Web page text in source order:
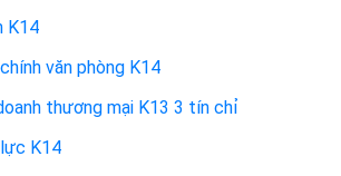
K14
văn phòng K14
thương mại K13 3 tín chỉ
K14